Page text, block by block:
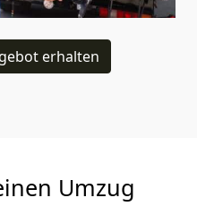
erhalten
Umzug